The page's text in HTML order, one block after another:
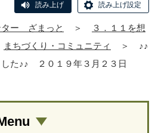
読み上げ 読み上げ設定
ター ざまっと ＞
３．１１を想
まちづくり・コミュニティ ＞
♪♪
た♪♪ ２０１９年３月２３日